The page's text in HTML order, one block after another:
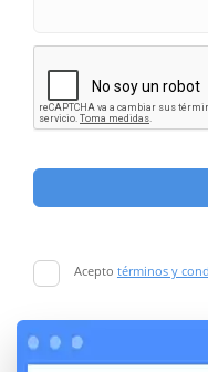
Acepto términos y